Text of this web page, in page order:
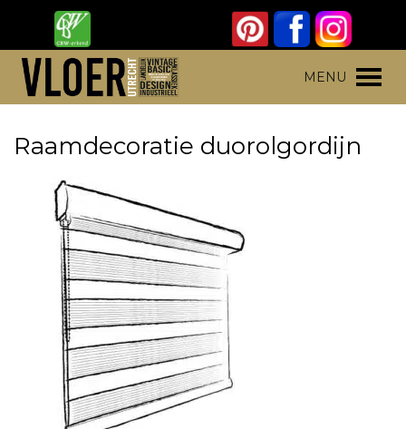
content
MENU
Raamdecoratie duorolgordijn